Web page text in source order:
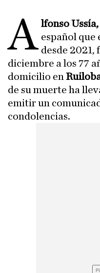
A lfonso Ussía,
español que
desde 2021,
diciembre a los 77
domicilio en
de su muerte ha
emitir un
condolencias.